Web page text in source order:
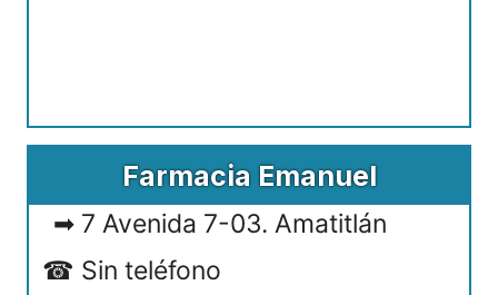
Farmacia Emanuel
7 Avenida 7-03. Amatitlán
Sin teléfono